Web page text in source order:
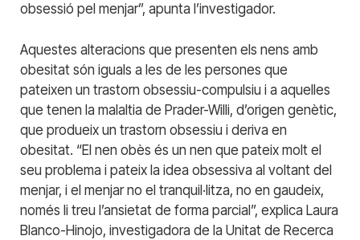
obsessió pel menjar”, apunta l’investigador.
Aquestes alteracions que presenten els nens amb
obesitat són iguals a les de les persones que
pateixen un trastorn obsessiu-compulsiu i a aquelles
que tenen la malaltia de Prader-Willi, d’origen genètic,
que produeix un trastorn obsessiu i deriva en
obesitat. “El nen obès és un nen que pateix molt el
seu problema i pateix la idea obsessiva al voltant del
menjar, i el menjar no el tranquil·litza, no en gaudeix,
només li treu l’ansietat de forma parcial”, explica Laura
Blanco-Hinojo, investigadora de la Unitat de Recerca